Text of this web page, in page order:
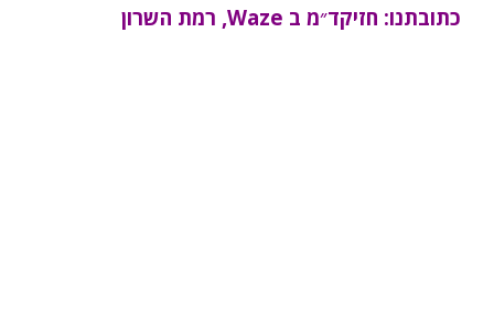
כתובתנו: חזיקד״מ ב Waze, רמת השרון